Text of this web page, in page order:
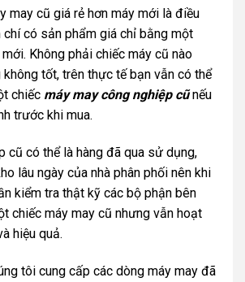
may cũ giá rẻ hơn máy mới là điều
chí có sản phẩm giá chỉ bằng một
Không phải chiếc máy cũ nào
tốt, trên thực tế bạn vẫn có thể
chiếc máy may công nghiệp cũnếu
trước khi mua.
cũ có thể là hàng đã qua sử dụng,
lâu ngày của nhà phân phối nên khi
kiểm tra thật kỹ các bộ phận bên
chiếc máy may cũ nhưng vẫn hoạt
hiệu quả.
tôi cung cấp các dòng máy may đã